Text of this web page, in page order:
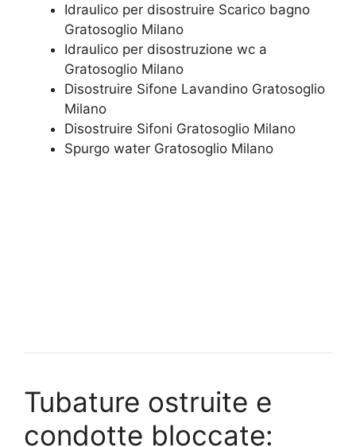
Idraulico per disostruire Scarico bagno
Gratosoglio Milano
Idraulico per disostruzione wc a
Gratosoglio Milano
Disostruire Sifone Lavandino Gratosoglio
Milano
Disostruire Sifoni Gratosoglio Milano
Spurgo water Gratosoglio Milano
Tubature ostruite e
condotte bloccate: